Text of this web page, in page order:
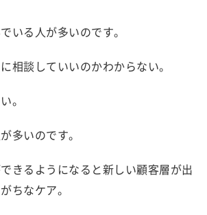
いる人が多いのです。
相談していいのかわからない。
。
多いのです。
きるようになると新しい顧客層が出
ちなケア。